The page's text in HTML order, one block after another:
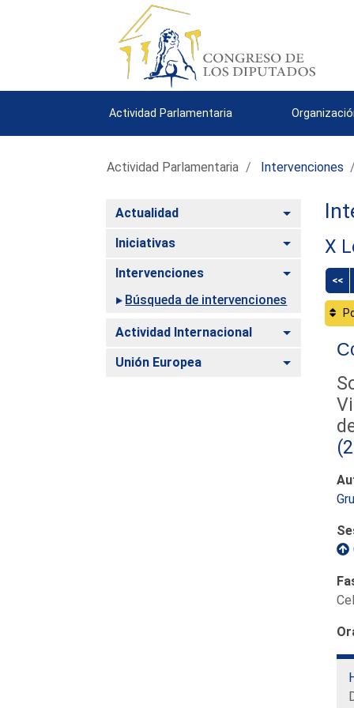
Actividad Parlamentaria
Actividad Parlamentaria Intervenciones
Actualidad Alternar
Iniciativas Alternar
Intervenciones
Alternar
Búsqueda de intervenciones
Actividad Internacional Alternar
Unión Europea Alternar
X
<<